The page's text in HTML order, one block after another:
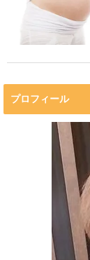
断薬方法・体験
書籍紹介
マキコの気持ち
開催済み講座
講座・講演・
プロフィール